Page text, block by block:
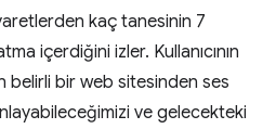
kaç tanesinin 7
içerdiğini izler. Kullanıcının
belirli bir web sitesinden ses
ve gelecekteki